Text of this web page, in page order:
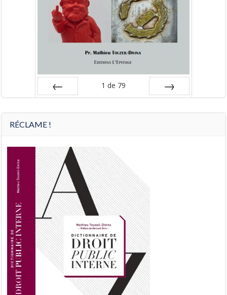
1 de 79
RÉCLAME !